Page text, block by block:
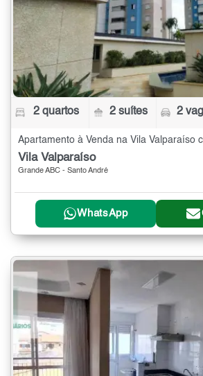
2 quartos 2 suítes 2
Apartamento à Venda na Vila Valparaíso
Vila Valparaíso
Grande ABC - Santo André
WhatsApp